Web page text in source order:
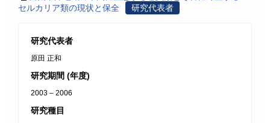
セルカリア類の現状と保全
研究代表者
研究代表者
原田 正和
研究期間 (年度)
2003 – 2006
研究種目